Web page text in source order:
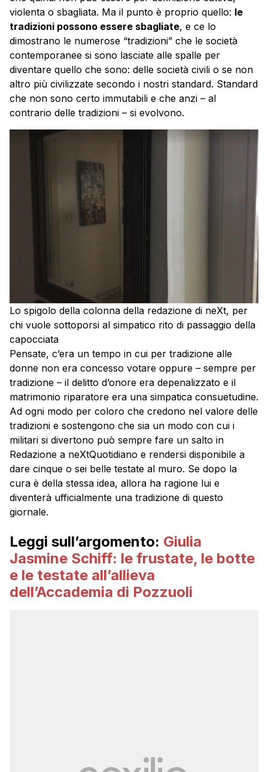
violenta o sbagliata. Ma il punto è proprio quello: le
tradizioni possono essere sbagliate, e ce lo
dimostrano le numerose “tradizioni” che le società
contemporanee si sono lasciate alle spalle per
diventare quello che sono: delle società civili o se non
altro più civilizzate secondo i nostri standard. Standard
che non sono certo immutabili e che anzi – al
contrario delle tradizioni – si evolvono.
Lo spigolo della colonna della redazione di neXt, per
chi vuole sottoporsi al simpatico rito di passaggio della
capocciata
Pensate, c’era un tempo in cui per tradizione alle
donne non era concesso votare oppure – sempre per
tradizione – il delitto d’onore era depenalizzato e il
matrimonio riparatore era una simpatica consuetudine.
Ad ogni modo per coloro che credono nel valore delle
tradizioni e sostengono che sia un modo con cui i
militari si divertono può sempre fare un salto in
Redazione a neXtQuotidiano e rendersi disponibile a
dare cinque o sei belle testate al muro. Se dopo la
cura è della stessa idea, allora ha ragione lui e
diventerà ufficialmente una tradizione di questo
giornale.
Leggi sull’argomento: Giulia
Jasmine Schiff: le frustate, le botte
e le testate all’allieva
dell’Accademia di Pozzuoli